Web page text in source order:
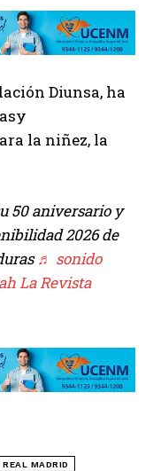
Diunsa, ha
la niñez, la
50 aniversario y
2026 de
♬ sonido
La Revista
MADRID